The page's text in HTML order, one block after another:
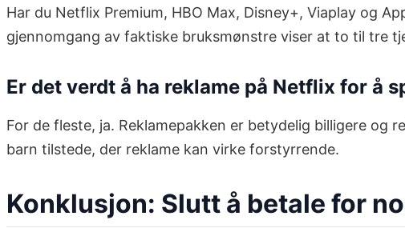
Har du Netflix Premium, HBO Max, Disney+, Viaplay og
gjennomgang av faktiske bruksmønstre viser at to til tre
Er det verdt å ha reklame på Netflix for å
For de fleste, ja. Reklamepakken er betydelig billigere og
barn tilstede, der reklame kan virke forstyrrende.
Konklusjon: Slutt å betale for